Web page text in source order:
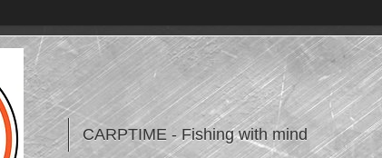
CARPTIME - Fishing with mind